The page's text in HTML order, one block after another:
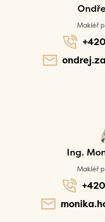
Makléř
Ing.
Makléř